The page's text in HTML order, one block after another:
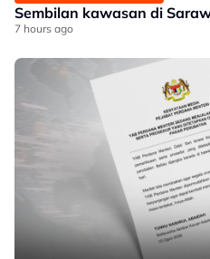
Sembilan kawasan di
7 hours ago